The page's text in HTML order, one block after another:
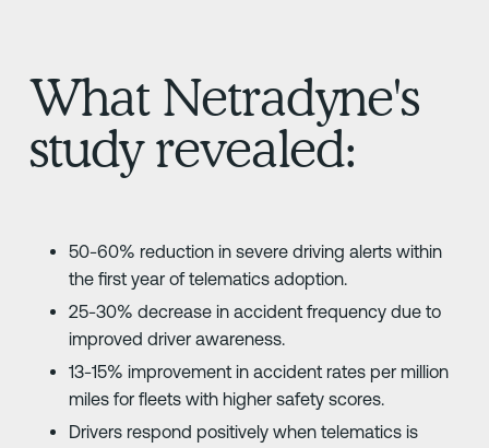
What Netradyne's
study revealed:
50-60% reduction in severe driving alerts within
the first year of telematics adoption.
25-30% decrease in accident frequency due to
improved driver awareness.
13-15% improvement in accident rates per million
miles for fleets with higher safety scores.
Drivers respond positively when telematics is